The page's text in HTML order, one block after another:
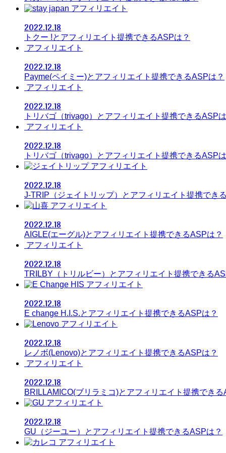
アフィリエイト
2022.12.18
トクー !とアフィリエイト提携できるASPは？
アフィリエイト
2022.12.18
Payme(ペイミー)とアフィリエイト提携できるASPは？
アフィリエイト
2022.12.18
トリバゴ（trivago）とアフィリエイト提携できるASP
アフィリエイト
2022.12.18
トリバゴ（trivago）とアフィリエイト提携できるASP
アフィリエイト
2022.12.18
J-TRIP（ジェイトリップ）とアフィリエイト提携でき
アフィリエイト
2022.12.18
AIGLE(エーグル)とアフィリエイト提携できるASPは？
アフィリエイト
2022.12.18
TRILBY（トリルビー）とアフィリエイト提携できる
アフィリエイト
2022.12.18
E change H.I.S.とアフィリエイト提携できるASPは？
アフィリエイト
2022.12.18
レノボ(Lenovo)とアフィリエイト提携できるASPは？
アフィリエイト
2022.12.18
BRILLAMICO(ブリラミコ)とアフィリエイト提携できる
アフィリエイト
2022.12.18
GU（ジーユー）とアフィリエイト提携できるASPは？
アフィリエイト